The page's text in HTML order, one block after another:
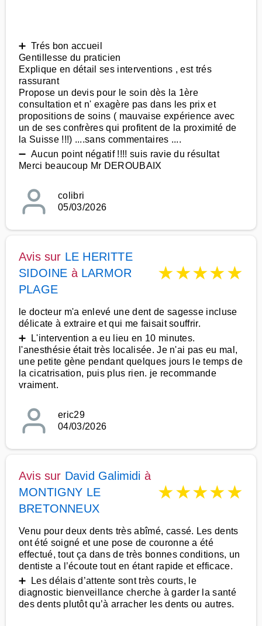
➕ Trés bon accueil
Gentillesse du praticien
Explique en détail ses interventions , est trés
rassurant
Propose un devis pour le soin dès la 1ère
consultation et n' exagère pas dans les prix et
propositions de soins ( mauvaise expérience avec
un de ses confrères qui profitent de la proximité de
la Suisse !!!) ....sans commentaires ....
➖ Aucun point négatif !!!! suis ravie du résultat
Merci beaucoup Mr DEROUBAIX
colibri
05/03/2026
Avis sur LE HERITTE
SIDOINE à LARMOR
PLAGE
★★★★★
le docteur m'a enlevé une dent de sagesse incluse
délicate à extraire et qui me faisait souffrir.
➕ L'intervention a eu lieu en 10 minutes.
l'anesthésie était très localisée. Je n'ai pas eu mal,
une petite gène pendant quelques jours le temps de
la cicatrisation, puis plus rien. je recommande
vraiment.
eric29
04/03/2026
Avis sur David Galimidi à
MONTIGNY LE
BRETONNEUX
★★★★★
Venu pour deux dents très abîmé, cassé. Les dents
ont été soigné et une pose de couronne a été
effectué, tout ça dans de très bonnes conditions, un
dentiste a l’écoute tout en étant rapide et efficace.
➕ Les délais d’attente sont très courts, le
diagnostic bienveillance cherche à garder la santé
des dents plutôt qu’à arracher les dents ou autres.